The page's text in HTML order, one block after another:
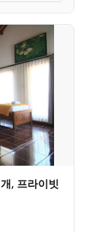
, 프라이빗